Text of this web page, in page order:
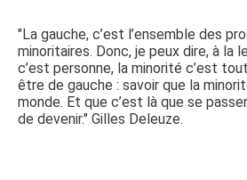
"La gauche, c’est l’ensemble des
minoritaires. Donc, je peux dire, à la
c’est personne, la minorité c’est
être de gauche : savoir que la
monde. Et que c’est là que se
de devenir." Gilles Deleuze.